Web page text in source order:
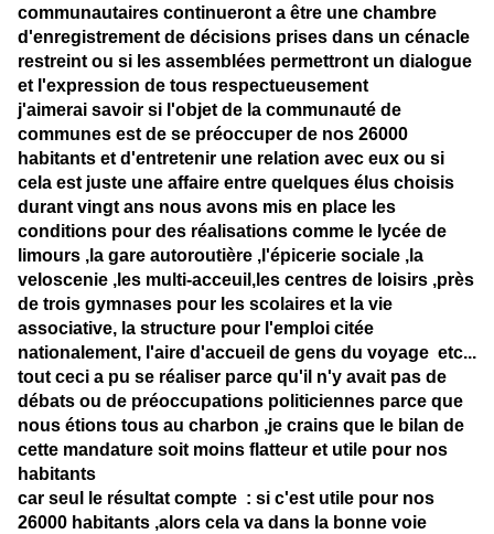
communautaires continueront a être une chambre
d'enregistrement de décisions prises dans un cénacle
restreint ou si les assemblées permettront un dialogue
et l'expression de tous respectueusement
j'aimerai savoir si l'objet de la communauté de
communes est de se préoccuper de nos 26000
habitants et d'entretenir une relation avec eux ou si
cela est juste une affaire entre quelques élus choisis
durant vingt ans nous avons mis en place les
conditions pour des réalisations comme le lycée de
limours ,la gare autoroutière ,l'épicerie sociale ,la
veloscenie ,les multi-acceuil,les centres de loisirs ,près
de trois gymnases pour les scolaires et la vie
associative, la structure pour l'emploi citée
nationalement, l'aire d'accueil de gens du voyage etc...
tout ceci a pu se réaliser parce qu'il n'y avait pas de
débats ou de préoccupations politiciennes parce que
nous étions tous au charbon ,je crains que le bilan de
cette mandature soit moins flatteur et utile pour nos
habitants
car seul le résultat compte : si c'est utile pour nos
26000 habitants ,alors cela va dans la bonne voie